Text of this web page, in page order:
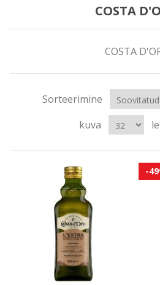
COSTA
COSTA
Sorteerimine
kuva
-